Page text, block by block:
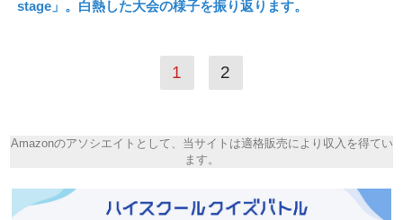
stage」。白熱した大会の様子を振り返ります。
1 2
Amazonのアソシエイトとして、当サイトは適格販売により収入を得てい
ます。